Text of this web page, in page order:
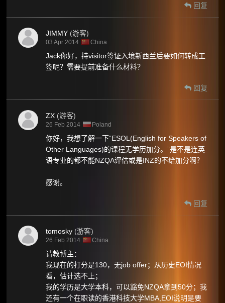
回复
JIMMY (游客)
03 Apr 2014 China
Jack你好，持visitor签证入境新西兰后要如何转成工
签呢？需要提前准备什么材料？
回复
ZX (游客)
26 Feb 2014 Poland
你好，我想了解一下“ESOL(English for Speakers of
Other Languages)的课程无学历加分。”是不是连英
语专业的都不能NZQA评估或是INZ的不给加分啊？
感谢。
回复
tomosky (游客)
26 Feb 2014 China
请教博主：
我现在的打分是130，无job offer；从历史EOI情况
看，估计选不上；
我的学历是大学本科，可以豁免NZQA拿到50分；我
还有一个在职读的香港科技大学MBA,EOI说明是要